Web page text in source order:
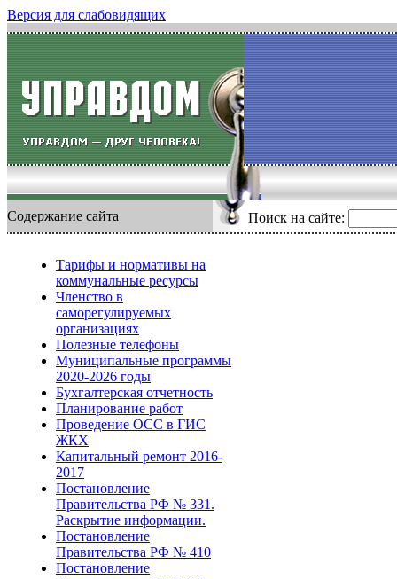
Версия для слабовидящих
Содержание сайта Поиск на сайте:
Тарифы и нормативы на
коммунальные ресурсы
Членство в
саморегулируемых
организациях
Полезные телефоны
Муниципальные программы
2020-2026 годы
Бухгалтерская отчетность
Планирование работ
Проведение ОСС в ГИС
ЖКХ
Капитальный ремонт 2016-
2017
Постановление
Правительства РФ № 331.
Раскрытие информации.
Постановление
Правительства РФ № 410
Постановление